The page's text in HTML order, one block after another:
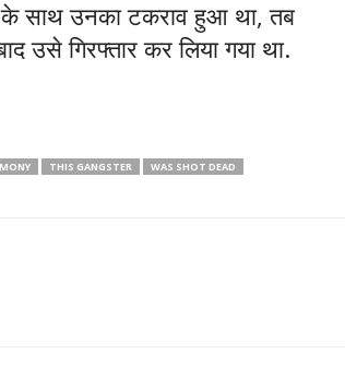
के साथ उनका टकराव हुआ था, तब
उसे गिरफ्तार कर लिया गया था.
THIS GANGSTER
WAS SHOT DEAD